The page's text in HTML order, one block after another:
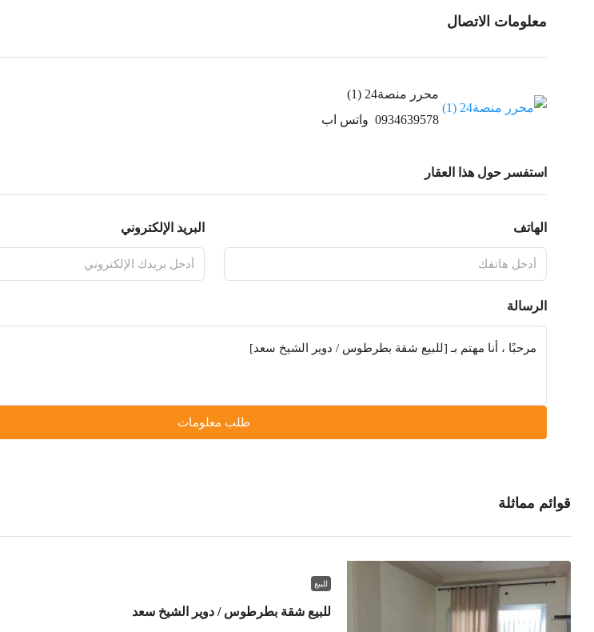
معلومات الاتصال
محرر منصة24 (1)
0934639578 واتس اب
استفسر حول هذا العقار
الهاتف البريد الإلكتروني
الرسالة
طلب معلومات
قوائم مماثلة
للبيع
للبيع شقة بطرطوس / دوير الشيخ سعد